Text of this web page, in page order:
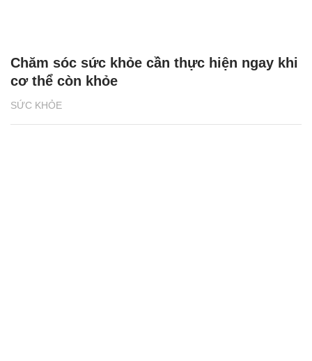
SỨC KHỎE
Chăm sóc sức khỏe cần thực hiện ngay khi
cơ thể còn khỏe